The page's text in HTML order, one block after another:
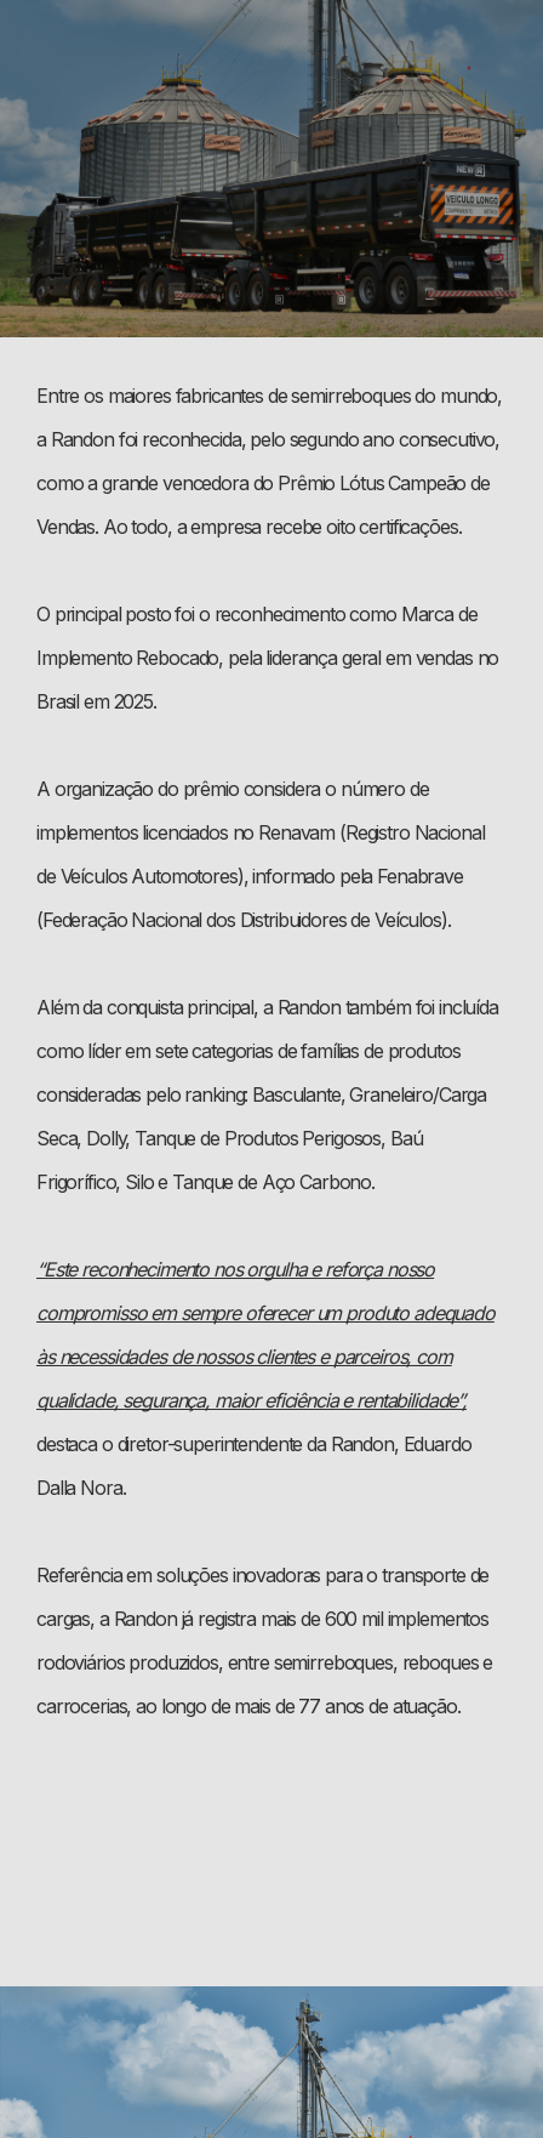
Entre os maiores fabricantes de semirreboques do mundo,
a Randon foi reconhecida, pelo segundo ano consecutivo,
como a grande vencedora do Prêmio Lótus Campeão de
Vendas. Ao todo, a empresa recebe oito certificações.
O principal posto foi o reconhecimento como Marca de
Implemento Rebocado, pela liderança geral em vendas no
Brasil em 2025.
A organização do prêmio considera o número de
implementos licenciados no Renavam (Registro Nacional
de Veículos Automotores), informado pela Fenabrave
(Federação Nacional dos Distribuidores de Veículos).
Além da conquista principal, a Randon também foi incluída
como líder em sete categorias de famílias de produtos
consideradas pelo ranking: Basculante, Graneleiro/Carga
Seca, Dolly, Tanque de Produtos Perigosos, Baú
Frigorífico, Silo e Tanque de Aço Carbono.
“Este reconhecimento nos orgulha e reforça nosso
compromisso em sempre oferecer um produto adequado
às necessidades de nossos clientes e parceiros, com
qualidade, segurança, maior eficiência e rentabilidade”,
destaca o diretor-superintendente da Randon, Eduardo
Dalla Nora.
Referência em soluções inovadoras para o transporte de
cargas, a Randon já registra mais de 600 mil implementos
rodoviários produzidos, entre semirreboques, reboques e
carrocerias, ao longo de mais de 77 anos de atuação.